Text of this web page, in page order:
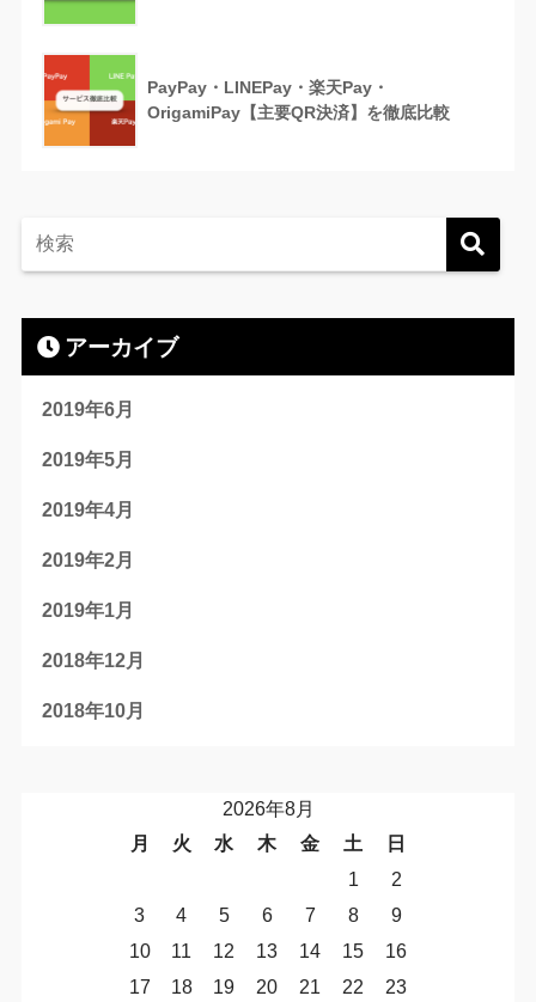
PayPay・LINEPay・楽天Pay・
OrigamiPay【主要QR決済】を徹底比較
アーカイブ
2019年6月
2019年5月
2019年4月
2019年2月
2019年1月
2018年12月
2018年10月
2026年8月
月
火 水 木 金 土 日
1
2
3
4 5 6 7 8
9
10
11 12 13 14 15
16
17
18 19 20 21 22
23